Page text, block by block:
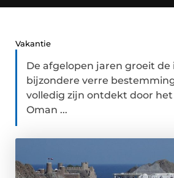
Vakantie
De afgelopen jaren groeit de
bijzondere verre
volledig zijn ontdekt door
Oman ...